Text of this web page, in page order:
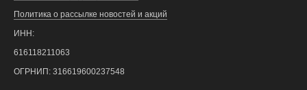
Политика о рассылке новостей и акций
ИНН:
616118211063
ОГРНИП: 316619600237548